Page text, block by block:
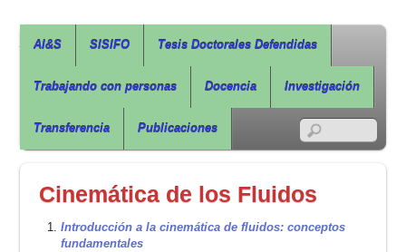
Agua, Ingeniería & Sostenibilidad
RSS
AI&S SISIFO Tesis Doctorales Defendidas
Trabajando con personas Docencia Investigación
Transferencia Publicaciones
Cinemática de los Fluidos
Introducción a la cinemática de fluidos: conceptos
fundamentales